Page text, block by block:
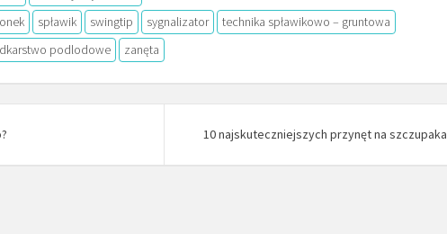
spławik swingtip sygnalizator
technika spławikowo – gruntowa
podlodowe zanęta
10 najskuteczniejszych przynęt na szczupaka